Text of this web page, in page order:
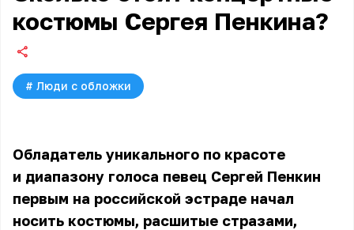
костюмы Сергея Пенкина?
# Люди с обложки
Обладатель уникального по красоте
и диапазону голоса певец Сергей Пенкин
первым на российской эстраде начал
носить костюмы, расшитые стразами,